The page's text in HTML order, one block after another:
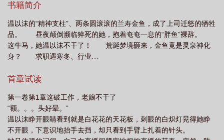
书籍简介
温以沫的“精神支柱”、两条圆滚滚的兰寿金鱼，成了上司迁怒的牺牲
品。 昼夜颠倒濒临猝死的她，抱着奄奄一息的“胖鱼”裸辞。
这牛马，她温以沫不干了！ 荒诞梦境砸来，金鱼竟是灵泉神化
身？ 求职遇寒冬、行业…
首章试读
第一卷第1章这破工作，老娘不干了
“额。。。头好晕。”
温以沫睁开眼睛看到就是白花花的天花板，刺眼的白炽灯晃得她睁
不开眼，下意识地抬手去挡，却只看到手臂上扎着的针头。